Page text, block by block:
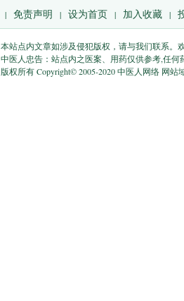
| 免责声明 | 设为首页 | 加入收藏 |
本站点内文章如涉及侵犯版权，请与我们联系。
中医人忠告：站点内之医案、用药仅供参考,任
版权所有 Copyright© 2005-2020 中医人网络 网站